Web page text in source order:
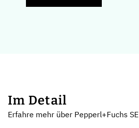
Im Detail
Erfahre mehr über Pepperl+Fuchs SE